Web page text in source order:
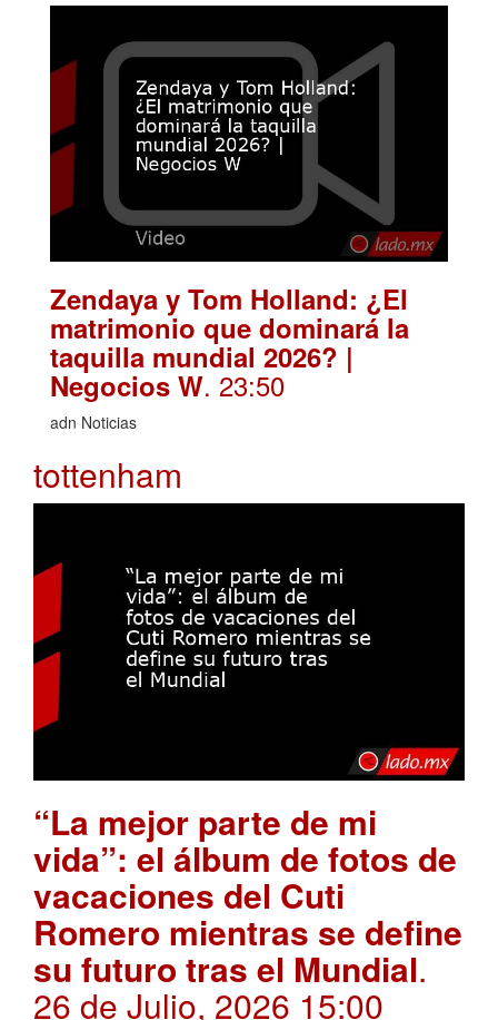
Zendaya y Tom Holland: ¿El
matrimonio que dominará la
taquilla mundial 2026? |
Negocios W. 23:50
adn Noticias
tottenham
“La mejor parte de mi
vida”: el álbum de fotos de
vacaciones del Cuti
Romero mientras se define
su futuro tras el Mundial.
26 de Julio, 2026 15:00